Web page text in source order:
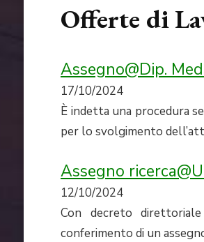
Offerte di
Assegno@Dip.
17/10/2024
È indetta una procedura
per lo svolgimento
Assegno
12/10/2024
Con decreto
conferimento di un